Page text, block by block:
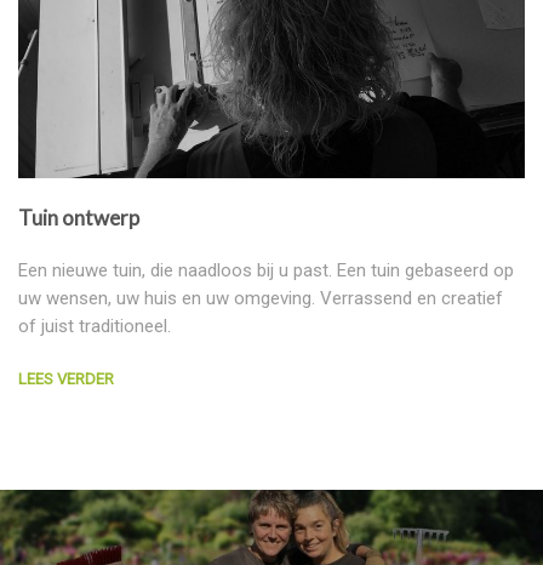
Tuin ontwerp
Een nieuwe tuin, die naadloos bij u past. Een tuin gebaseerd op
uw wensen, uw huis en uw omgeving. Verrassend en creatief
of juist traditioneel.
LEES VERDER